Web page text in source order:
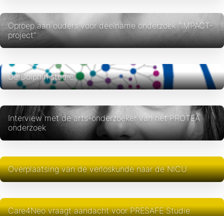
Oproep aan ouders voor deelname onderzoek “IMPACT-
project”
De Dolphin studie
Interview met de arts-onderzoeker van het PROTEA
onderzoek
Overplaatsing van de verloskunde naar de NICU
Care4Neo vraagt aandacht voor PRESAFE Studie